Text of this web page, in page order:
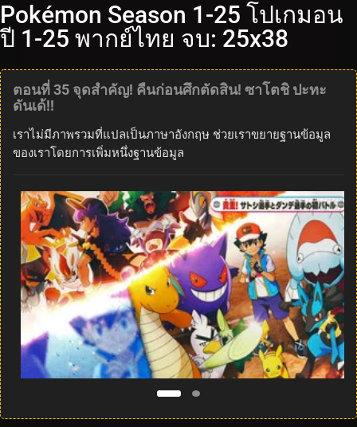
Pokémon Season 1-25 โปเกมอน
ปี 1-25 พากย์ไทย จบ: 25x38
ตอนที่ 35 จุดสำคัญ! คืนก่อนศึกตัดสิน! ซาโตชิ ปะทะ
ดันเด้!!
เราไม่มีภาพรวมที่แปลเป็นภาษาอังกฤษ ช่วยเราขยายฐานข้อมูล
ของเราโดยการเพิ่มหนึ่งฐานข้อมูล